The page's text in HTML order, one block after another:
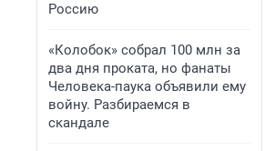
Россию
«Колобок» собрал 100 млн за
два дня проката, но фанаты
Человека-паука объявили ему
войну. Разбираемся в
скандале